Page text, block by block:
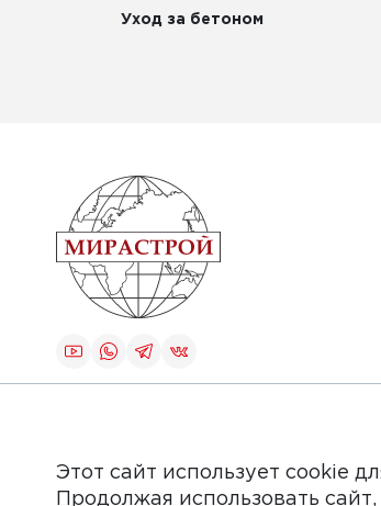
Уход за бетоном
Этот сайт использует cookie
Продолжая использовать